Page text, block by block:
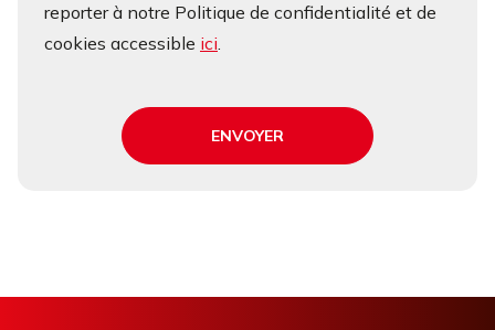
reporter à notre Politique de confidentialité et de
cookies accessible ici.
ENVOYER